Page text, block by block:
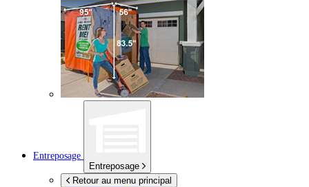
Entreposage
Entreposage
Retour au menu principal